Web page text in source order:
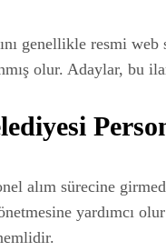
genellikle resmi
olur. Adaylar, bu
alım sürecine
yardımcı